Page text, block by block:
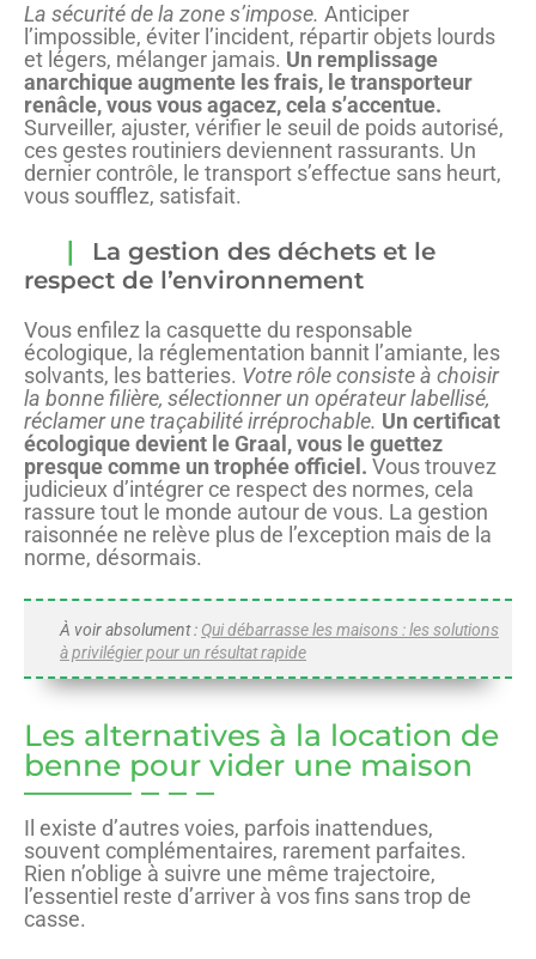
La sécurité de la zone s’impose. Anticiper
l’impossible, éviter l’incident, répartir objets lourds
et légers, mélanger jamais. Un remplissage
anarchique augmente les frais, le transporteur
renâcle, vous vous agacez, cela s’accentue.
Surveiller, ajuster, vérifier le seuil de poids autorisé,
ces gestes routiniers deviennent rassurants. Un
dernier contrôle, le transport s’effectue sans heurt,
vous soufflez, satisfait.
La gestion des déchets et le
respect de l’environnement
Vous enfilez la casquette du responsable
écologique, la réglementation bannit l’amiante, les
solvants, les batteries. Votre rôle consiste à choisir
la bonne filière, sélectionner un opérateur labellisé,
réclamer une traçabilité irréprochable. Un certificat
écologique devient le Graal, vous le guettez
presque comme un trophée officiel. Vous trouvez
judicieux d’intégrer ce respect des normes, cela
rassure tout le monde autour de vous. La gestion
raisonnée ne relève plus de l’exception mais de la
norme, désormais.
À voir absolument : Qui débarrasse les maisons : les solutions
à privilégier pour un résultat rapide
Les alternatives à la location de
benne pour vider une maison
Il existe d’autres voies, parfois inattendues,
souvent complémentaires, rarement parfaites.
Rien n’oblige à suivre une même trajectoire,
l’essentiel reste d’arriver à vos fins sans trop de
casse.